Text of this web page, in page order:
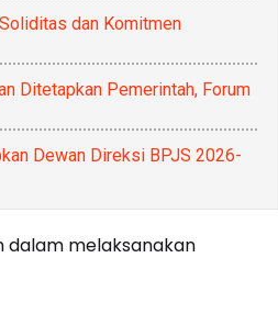
dan Komitmen
Ditetapkan Pemerintah, Forum
Dewan Direksi BPJS 2026-
dalam melaksanakan